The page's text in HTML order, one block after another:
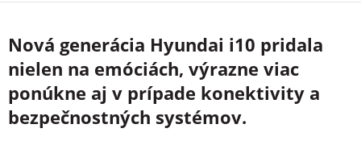
Nová generácia Hyundai i10 pridala
nielen na emóciách, výrazne viac
ponúkne aj v prípade konektivity a
bezpečnostných systémov.